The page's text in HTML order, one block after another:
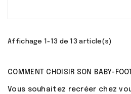
Affichage 1-13 de 13 article(s)
COMMENT CHOISIR SON BABY-
Vous souhaitez recréer chez